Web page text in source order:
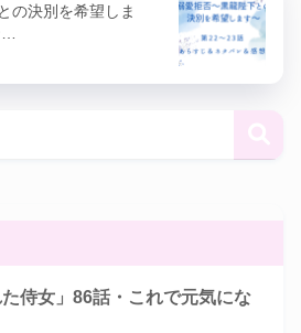
の決別を希望しま
…
た侍女」86話・これで元気にな